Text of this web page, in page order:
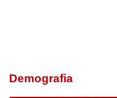
Demografia